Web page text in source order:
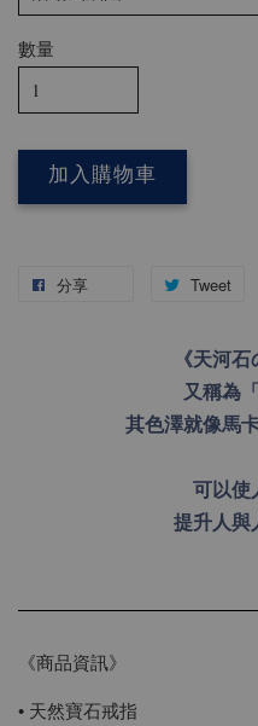
數量
加入購物車
分享 Tweet
《天河石
又稱為
其色澤就像馬
可以使
提升人與
《商品資訊》
• 天然寶石戒指